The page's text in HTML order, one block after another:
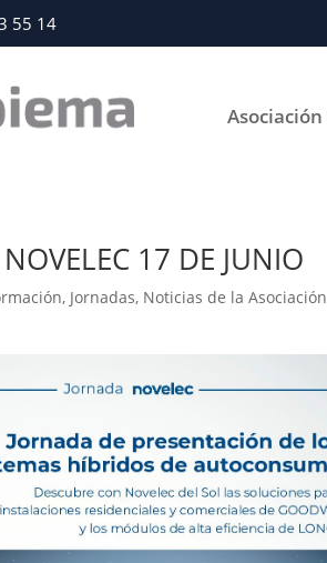
55 14
Asociación
17 DE JUNIO
, Jornadas, Noticias de la Asociación